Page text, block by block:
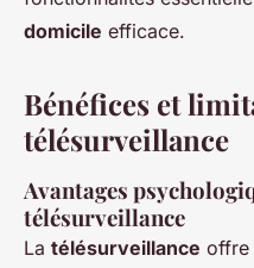
domicile efficace.
Bénéfices et
télésurveillance
Avantages
télésurveillance
La télésurveillance offre